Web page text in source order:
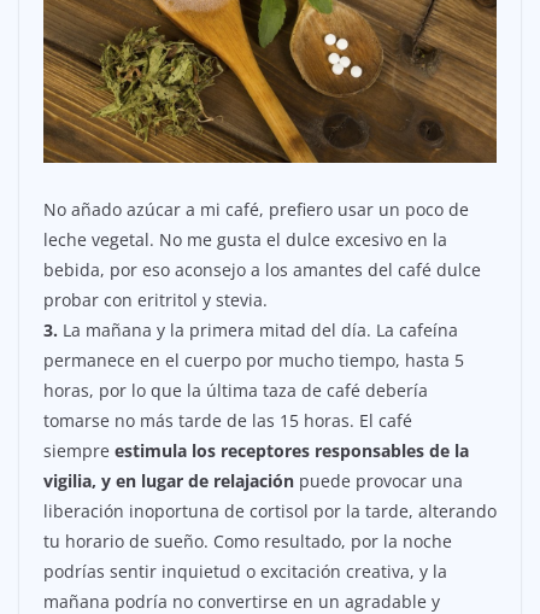
No añado azúcar a mi café, prefiero usar un poco de
leche vegetal. No me gusta el dulce excesivo en la
bebida, por eso aconsejo a los amantes del café dulce
probar con eritritol y stevia.
3. La mañana y la primera mitad del día. La cafeína
permanece en el cuerpo por mucho tiempo, hasta 5
horas, por lo que la última taza de café debería
tomarse no más tarde de las 15 horas. El café
siempre estimula los receptores responsables de la
vigilia, y en lugar de relajación puede provocar una
liberación inoportuna de cortisol por la tarde, alterando
tu horario de sueño. Como resultado, por la noche
podrías sentir inquietud o excitación creativa, y la
mañana podría no convertirse en un agradable y